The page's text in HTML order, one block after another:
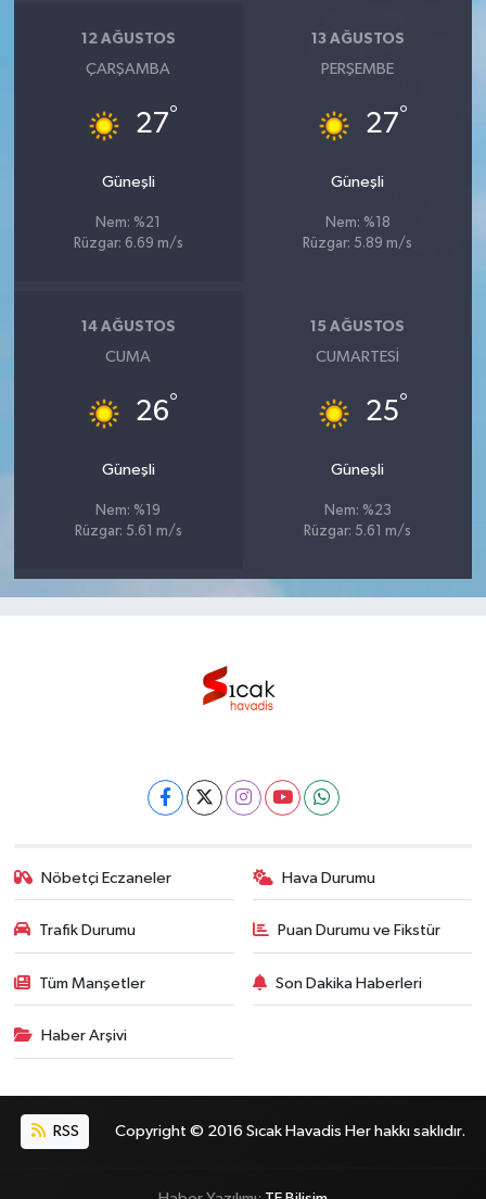
12 AĞUSTOS
ÇARŞAMBA
27°
Güneşli
Nem: %21
Rüzgar: 6.69 m/s
13 AĞUSTOS
PERŞEMBE
27°
Güneşli
Nem: %18
Rüzgar: 5.89 m/s
14 AĞUSTOS
CUMA
26°
Güneşli
Nem: %19
Rüzgar: 5.61 m/s
15 AĞUSTOS
CUMARTESI
25°
Güneşli
Nem: %23
Rüzgar: 5.61 m/s
Nöbetçi Eczaneler Hava Durumu
Trafik Durumu Puan Durumu ve Fikstür
Tüm Manşetler Son Dakika Haberleri
Haber Arşivi
RSS Copyright © 2016 Sıcak Havadis Her hakkı saklıdır.